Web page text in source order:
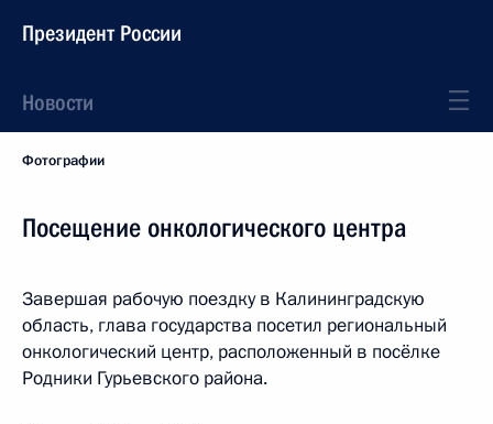
Президент России
Новости
Фотографии
Посещение онкологического центра
Завершая рабочую поездку в Калининградскую
область, глава государства посетил региональный
онкологический центр, расположенный в посёлке
Родники Гурьевского района.